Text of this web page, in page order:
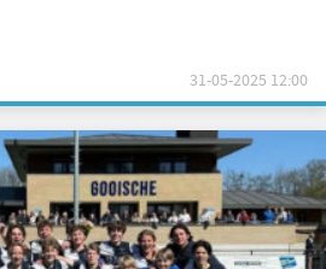
31-05-2025 12:00